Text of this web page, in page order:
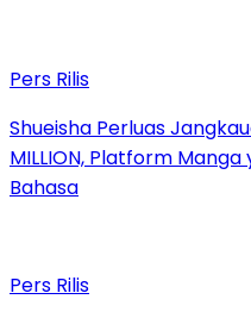
Pers Rilis
Shueisha Perluas
MILLION, Platform
Bahasa
Pers Rilis